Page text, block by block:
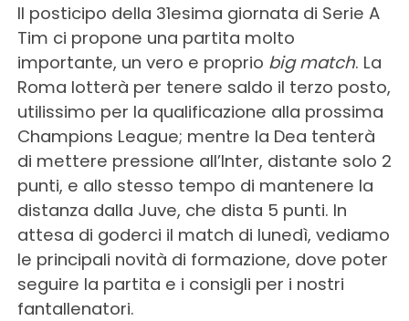
Il posticipo della 31esima giornata di Serie A
Tim ci propone una partita molto
importante, un vero e proprio big match. La
Roma lotterà per tenere saldo il terzo posto,
utilissimo per la qualificazione alla prossima
Champions League; mentre la Dea tenterà
di mettere pressione all’Inter, distante solo 2
punti, e allo stesso tempo di mantenere la
distanza dalla Juve, che dista 5 punti. In
attesa di goderci il match di lunedì, vediamo
le principali novità di formazione, dove poter
seguire la partita e i consigli per i nostri
fantallenatori.